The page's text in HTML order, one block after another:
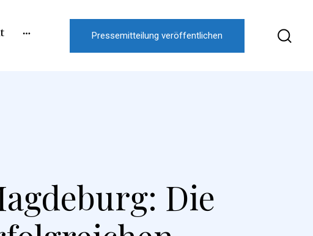
Pressemitteilung veröffentlichen
Die